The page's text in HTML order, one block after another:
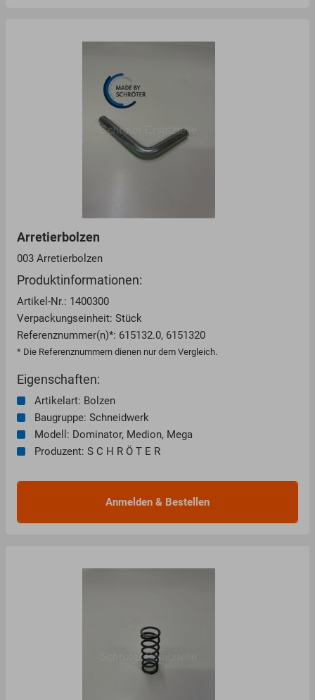
Arretierbolzen
003 Arretierbolzen
Produktinformationen:
Artikel-Nr.: 1400300
Verpackungseinheit: Stück
Referenznummer(n)*: 615132.0, 6151320
* Die Referenznummern dienen nur dem Vergleich.
Eigenschaften:
Artikelart: Bolzen
Baugruppe: Schneidwerk
Modell: Dominator, Medion, Mega
Produzent: S C H R Ö T E R